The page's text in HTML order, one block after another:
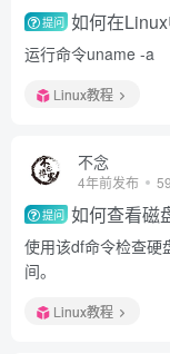
提问 如何在
运行命令uname -a
Linux教程
不念
4年前发布
提问 如何查看磁
使用该df命令检查硬
间。
Linux教程